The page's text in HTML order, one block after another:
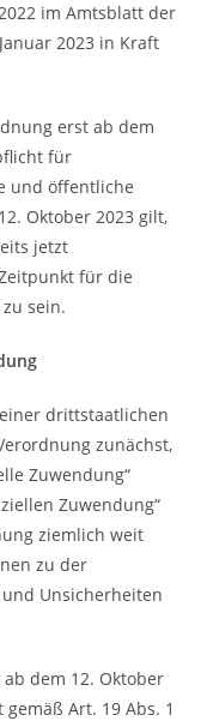
im Amtsblatt der
2023 in Kraft
erst ab dem
für
und öffentliche
Oktober 2023 gilt,
jetzt
für die
sein.
drittstaatlichen
zunächst,
Zuwendung“
Zuwendung“
ziemlich weit
zu der
Unsicherheiten
dem 12. Oktober
Art. 19 Abs. 1